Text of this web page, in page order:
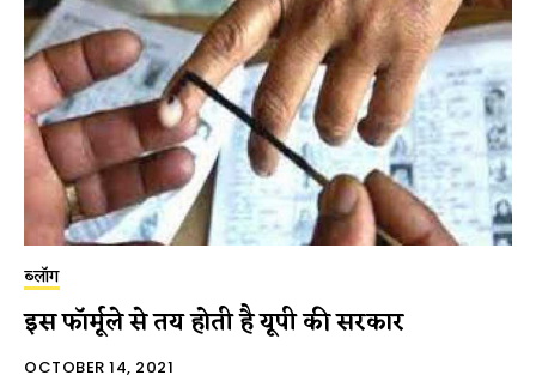
ब्लॉग
इस फॉर्मूले से तय होती है यूपी की सरकार
OCTOBER 14, 2021